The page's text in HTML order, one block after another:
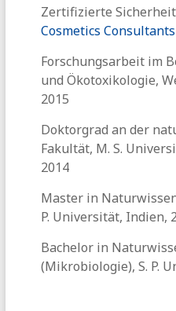
Zertifizierte
Cosmetics Consultants
Forschungsarbeit im
und Ökotoxikologie,
2015
Doktorgrad an der
Fakultät, M. S.
2014
Master in
P. Universität, Indien,
Bachelor in
(Mikrobiologie), S. P.